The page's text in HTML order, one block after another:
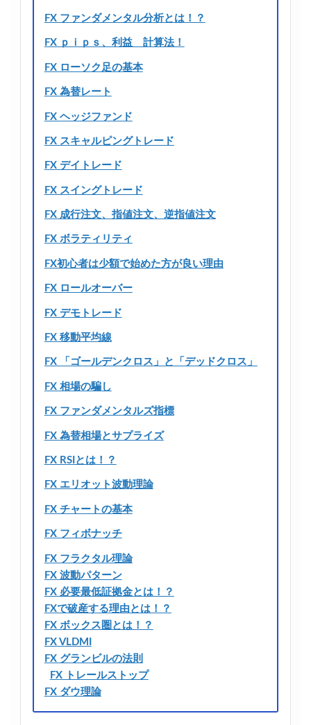
FX ファンダメンタル分析とは！？
FX ｐｉｐｓ、利益 計算法！
FX ローソク足の基本
FX 為替レート
FX ヘッジファンド
FX スキャルピングトレード
FX デイトレード
FX スイングトレード
FX 成行注文、指値注文、逆指値注文
FX ボラティリティ
FX初心者は少額で始めた方が良い理由
FX ロールオーバー
FX デモトレード
FX 移動平均線
FX 「ゴールデンクロス」と「デッドクロス」
FX 相場の騙し
FX ファンダメンタルズ指標
FX 為替相場とサプライズ
FX RSIとは！？
FX エリオット波動理論
FX チャートの基本
FX フィボナッチ
FX フラクタル理論
FX 波動パターン
FX 必要最低証拠金とは！？
FXで破産する理由とは！？
FX ボックス圏とは！？
FX VLDMI
FX グランビルの法則
FX トレールストップ
FX ダウ理論